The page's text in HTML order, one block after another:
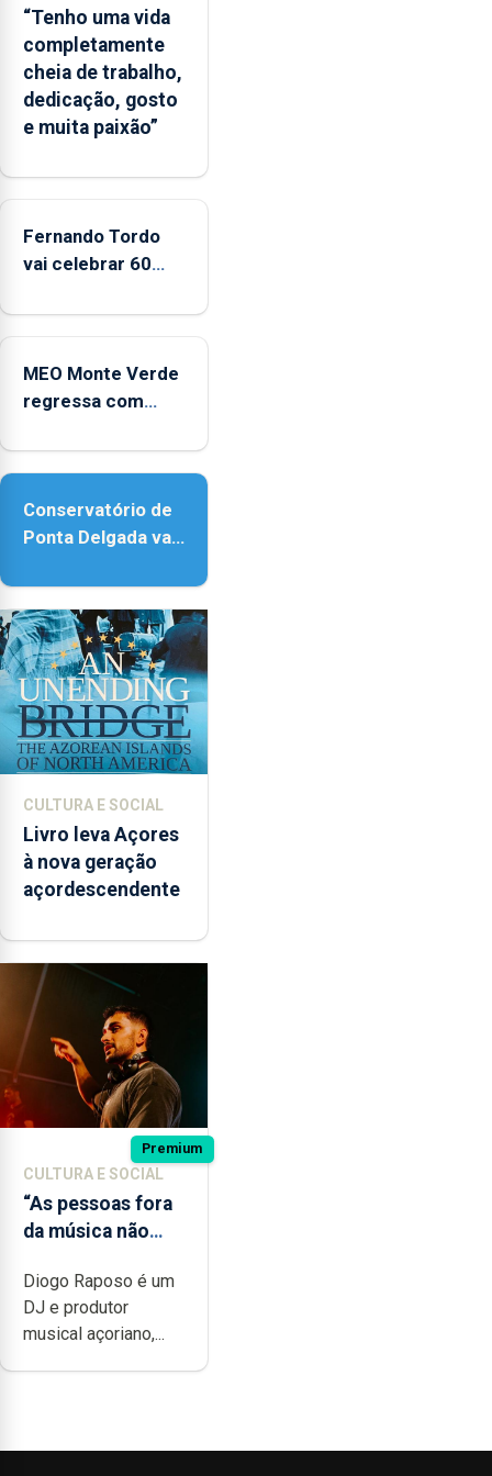
balnear
“Tenho uma vida
completamente
cheia de trabalho,
dedicação, gosto
e muita paixão”
Fernando Tordo
vai celebrar 60
no Coliseu
MEO Monte Verde
regressa com
acessibilidade
Conservatório de
Ponta Delgada vai
instrumentos
CULTURA E SOCIAL
Livro leva Açores
à nova geração
açordescendente
Premium
CULTURA E SOCIAL
“As pessoas fora
da música não
quão difícil é
produzir uma
música”
Diogo Raposo é um
DJ e produtor
musical açoriano,...